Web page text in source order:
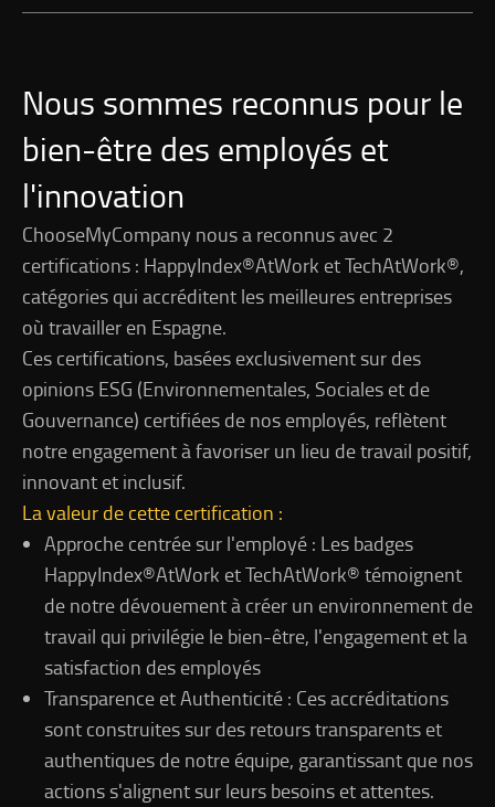
Nous sommes reconnus pour le
bien-être des employés et
l'innovation
ChooseMyCompany nous a reconnus avec 2
certifications : HappyIndex®AtWork et TechAtWork®,
catégories qui accréditent les meilleures entreprises
où travailler en Espagne.
Ces certifications, basées exclusivement sur des
opinions ESG (Environnementales, Sociales et de
Gouvernance) certifiées de nos employés, reflètent
notre engagement à favoriser un lieu de travail positif,
innovant et inclusif.
La valeur de cette certification :
Approche centrée sur l'employé : Les badges
HappyIndex®AtWork et TechAtWork® témoignent
de notre dévouement à créer un environnement de
travail qui privilégie le bien-être, l'engagement et la
satisfaction des employés
Transparence et Authenticité : Ces accréditations
sont construites sur des retours transparents et
authentiques de notre équipe, garantissant que nos
actions s'alignent sur leurs besoins et attentes.